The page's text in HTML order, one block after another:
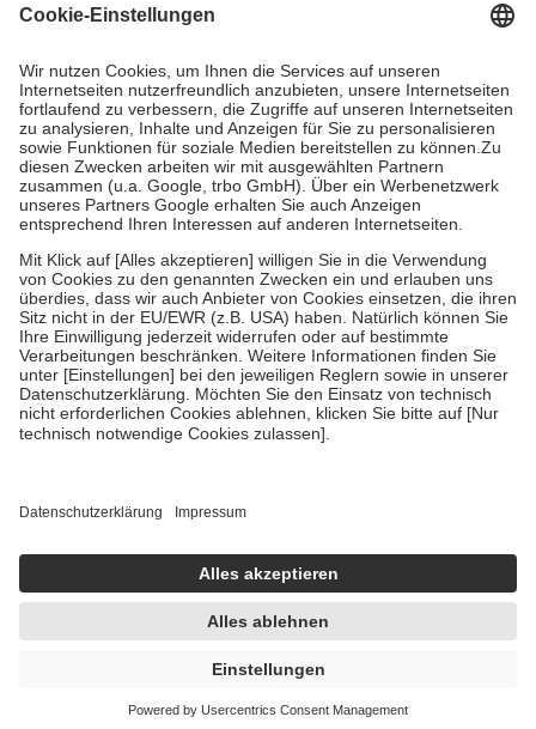
Grundsätzlich leisten Mitglieder Zuzahlungen in Höhe von zehn
höchstens zehn Euro.
Es sind jedoch nie mehr als die tatsächlichen
Kosten der Leistung zu entrichten.
Diese Regeln gelten grundsätzlich auch für Online-Apotheken.
Bei Heilmitteln und häuslicher Krankenpflege beträgt die
Zuzahlung zehn Prozent der Kosten sowie zehn Euro je
Verordnung.
Um das Engagement der Versicherten für ihre eigene Gesundheit zu
stärken und die besondere Stellung der Familie zu unterstützen,
fallenkeine Zuzahlungenan bei:
• Kindern und Jugendlichen bis zum vollendeten 18. Lebensjahr
mit Ausnahme der Fahrkosten
• Untersuchungen zur Vorsorge und Früherkennung, die von der
GKV getragen werden
• empfohlenen Schutzimpfungen
• Harn- und Blutteststreifen
getroffen, um sicherzustellen, dass es sich um echte Bewertungen
https://help.etrusted.com/hc/de/articles/4419944605341
Einige Bilder und Inhalte wurden unter Zuhilfenahme künstlicher